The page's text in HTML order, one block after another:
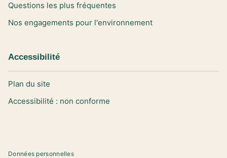
Questions les plus fréquentes
Nos engagements pour l'environnement
Accessibilité
Plan du site
Accessibilité : non conforme
Données personnelles